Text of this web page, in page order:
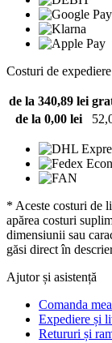
Costuri de
de la 340,89 lei
de la 0,00 lei
* Aceste costuri de
apărea costuri
dimensiunii sau
găsi direct în
Ajutor și asistență
Comanda mea
Expediere și
Retururi și